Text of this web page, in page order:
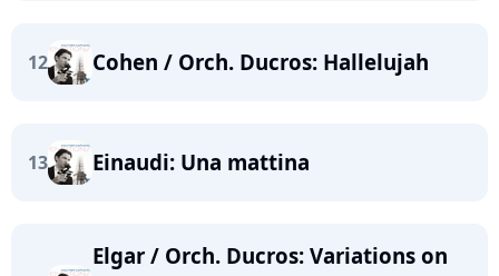
12 Cohen / Orch. Ducros: Hallelujah
13 Einaudi: Una mattina
Elgar / Orch. Ducros: Variations on